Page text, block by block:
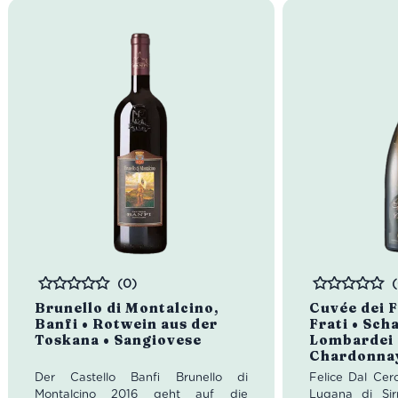
Brunello di Montalcino,
Banfi • Rotwein aus der
Toskana • Sangiovese
Bewertet
(0)
Der Castello Banfi Brunello di
Montalcino 2016 geht auf die
Cuvée dei
Frati •
Lombardei
Bewertet
Felice Dal
Lugana di